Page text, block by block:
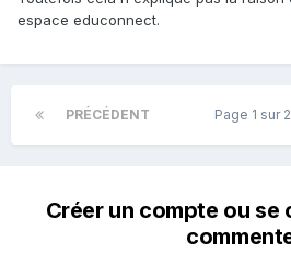
espace educonnect.
PRÉCÉDENT Page 1 sur 2
Créer un compte ou